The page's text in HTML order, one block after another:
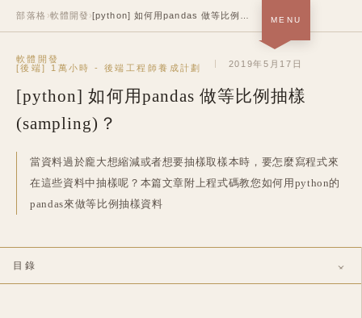
MENU
首頁 · 關於＋作品
部落格
部落格 ›軟體開發 ›
軟體開發
[後端] 1萬小時 - 後端工程師養成計劃
2019年5月17日
[python] 如何用pandas 做等比例抽樣
(sampling)？
當資料過於龐大想縮減或者想要抽樣取樣本時，要怎麼寫程式來
在這些資料中抽樣呢？本篇文章附上程式碼教您如何用python的
pandas來做等比例抽樣資料
目錄